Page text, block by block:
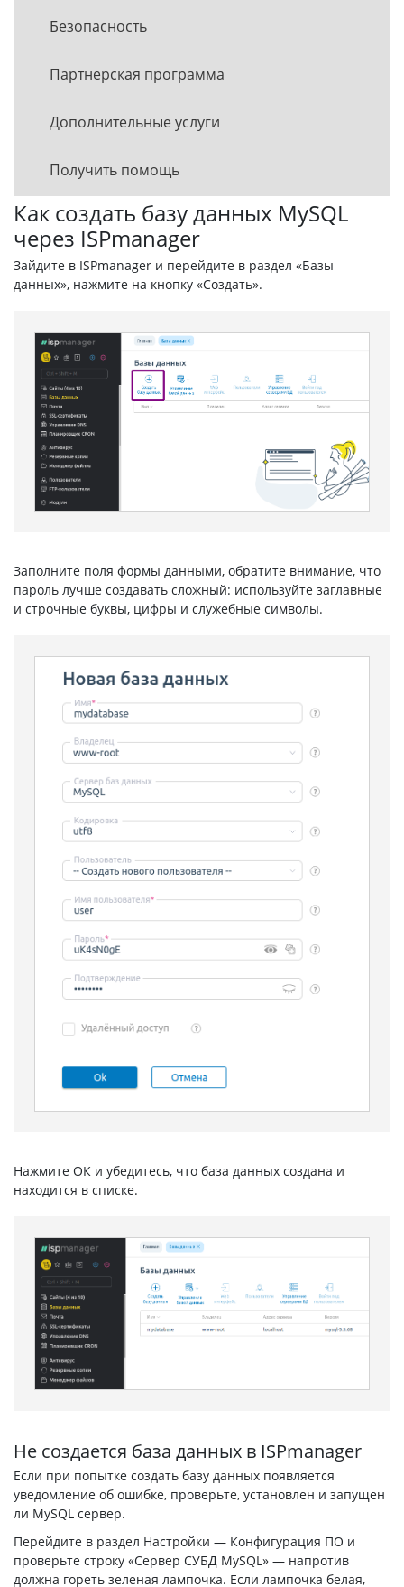
Безопасность
Партнерская программа
Дополнительные услуги
Получить помощь
Как создать базу данных MySQL
через ISPmanager
Зайдите в ISPmanager и перейдите в раздел «Базы
данных», нажмите на кнопку «Создать».
Заполните поля формы данными, обратите внимание, что
пароль лучше создавать сложный: используйте заглавные
и строчные буквы, цифры и служебные символы.
Нажмите ОК и убедитесь, что база данных создана и
находится в списке.
Не создается база данных в ISPmanager
Если при попытке создать базу данных появляется
уведомление об ошибке, проверьте, установлен и запущен
ли MySQL сервер.
Перейдите в раздел Настройки — Конфигурация ПО и
проверьте строку «Сервер СУБД MySQL» — напротив
должна гореть зеленая лампочка. Если лампочка белая,